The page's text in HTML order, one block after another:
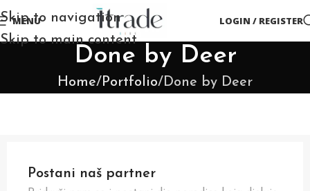
Skip to navigation
Skip to main content
MENU LOGIN / REGISTER
Done by Deer
Home Portfolio Done by Deer
Postani naš partner